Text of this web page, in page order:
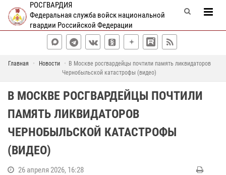
РОСГВАРДИЯ
Федеральная служба войск национальной
гвардии Российской Федерации
Главная Новости
В Москве росгвардейцы почтили память ликвидаторов
Чернобыльской катастрофы (видео)
В МОСКВЕ РОСГВАРДЕЙЦЫ ПОЧТИЛИ
ПАМЯТЬ ЛИКВИДАТОРОВ
ЧЕРНОБЫЛЬСКОЙ КАТАСТРОФЫ
(ВИДЕО)
26 апреля 2026, 16:28